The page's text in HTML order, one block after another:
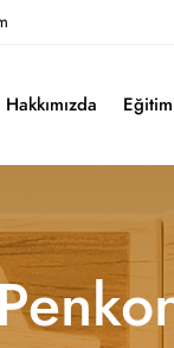
Hakkımızda